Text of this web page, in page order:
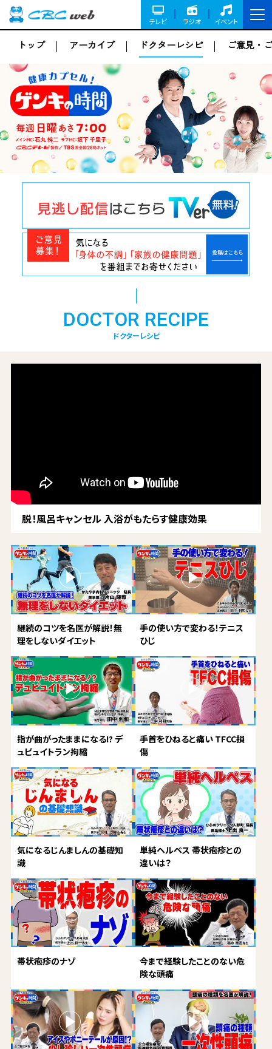
テレビ ラジオ イベント
トップ アーカイブ ドクターレシピ ご意見・
DOCTOR RECIPE
ドクターレシピ
脱！風呂キャンセル 入浴がもたらす健康効果
継続のコツを名医が解説！無
理をしないダイエット
手の使い方で変わる！テニス
ひじ
指が曲がったままになる!? デ
ュピュイトラン拘縮
手首をひねると痛い TFCC損
傷
気になるじんましんの基礎知
識
単純ヘルペス 帯状疱疹との
違いは？
帯状疱疹のナゾ
今まで経験したことのない危
険な頭痛